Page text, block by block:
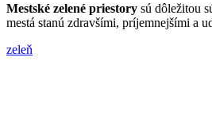
Mestské zelené priestory sú dôležitou
mestá stanú zdravšími, príjemnejšími a
zeleň